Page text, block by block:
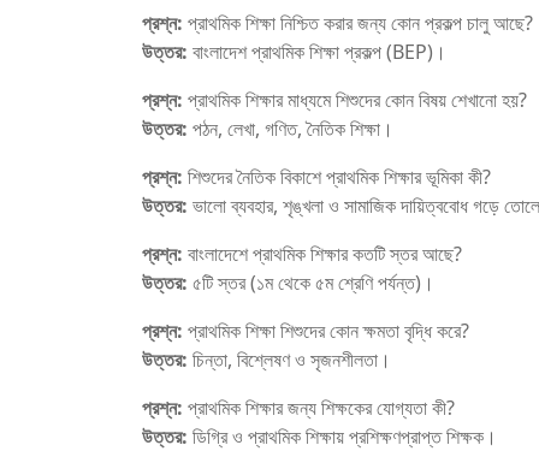
প্রশ্ন: প্রাথমিক শিক্ষা নিশ্চিত করার জন্য কোন প্রকল্প চালু আছে?
উত্তর: বাংলাদেশ প্রাথমিক শিক্ষা প্রকল্প (BEP)।
প্রশ্ন: প্রাথমিক শিক্ষার মাধ্যমে শিশুদের কোন বিষয় শেখানো হয়?
উত্তর: পঠন, লেখা, গণিত, নৈতিক শিক্ষা।
প্রশ্ন: শিশুদের নৈতিক বিকাশে প্রাথমিক শিক্ষার ভূমিকা কী?
উত্তর: ভালো ব্যবহার, শৃঙ্খলা ও সামাজিক দায়িত্ববোধ গড়ে
প্রশ্ন: বাংলাদেশে প্রাথমিক শিক্ষার কতটি স্তর আছে?
উত্তর: ৫টি স্তর (১ম থেকে ৫ম শ্রেণি পর্যন্ত)।
প্রশ্ন: প্রাথমিক শিক্ষা শিশুদের কোন ক্ষমতা বৃদ্ধি করে?
উত্তর: চিন্তা, বিশ্লেষণ ও সৃজনশীলতা।
প্রশ্ন: প্রাথমিক শিক্ষার জন্য শিক্ষকের যোগ্যতা কী?
উত্তর: ডিগ্রি ও প্রাথমিক শিক্ষায় প্রশিক্ষণপ্রাপ্ত শিক্ষক।